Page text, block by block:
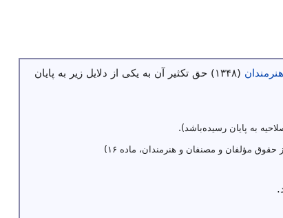
(۱۳۴۸) حق تکثیر آن به یکی از دلایل زیر به پایان
به پایان رسیده‌باشد).
مؤلفان و مصنفان و هنرمندان، ماده ۱۶)